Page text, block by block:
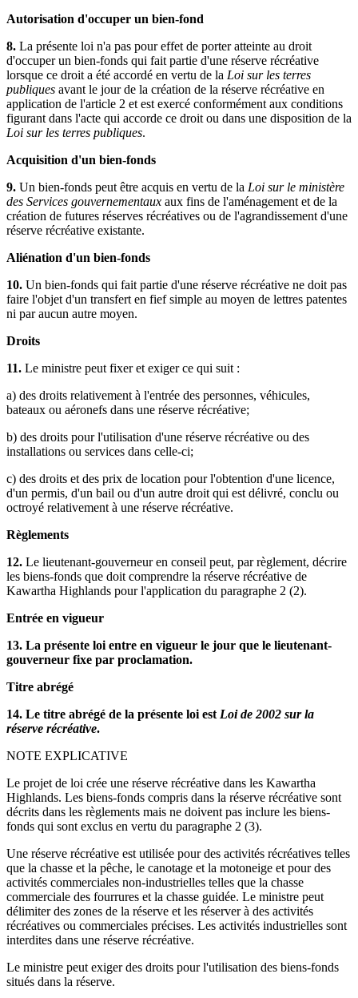
Autorisation d'occuper un bien-fond
8. La présente loi n'a pas pour effet de porter atteinte au droit
d'occuper un bien-fonds qui fait partie d'une réserve récréative
lorsque ce droit a été accordé en vertu de la Loi sur les terres
publiques avant le jour de la création de la réserve récréative en
application de l'article 2 et est exercé conformément aux conditions
figurant dans l'acte qui accorde ce droit ou dans une disposition de la
Loi sur les terres publiques.
Acquisition d'un bien-fonds
9. Un bien-fonds peut être acquis en vertu de la Loi sur le ministère
des Services gouvernementaux aux fins de l'aménagement et de la
création de futures réserves récréatives ou de l'agrandissement d'une
réserve récréative existante.
Aliénation d'un bien-fonds
10. Un bien-fonds qui fait partie d'une réserve récréative ne doit pas
faire l'objet d'un transfert en fief simple au moyen de lettres patentes
ni par aucun autre moyen.
Droits
11. Le ministre peut fixer et exiger ce qui suit :
a) des droits relativement à l'entrée des personnes, véhicules,
bateaux ou aéronefs dans une réserve récréative;
b) des droits pour l'utilisation d'une réserve récréative ou des
installations ou services dans celle-ci;
c) des droits et des prix de location pour l'obtention d'une licence,
d'un permis, d'un bail ou d'un autre droit qui est délivré, conclu ou
octroyé relativement à une réserve récréative.
Règlements
12. Le lieutenant-gouverneur en conseil peut, par règlement, décrire
les biens-fonds que doit comprendre la réserve récréative de
Kawartha Highlands pour l'application du paragraphe 2 (2).
Entrée en vigueur
13. La présente loi entre en vigueur le jour que le lieutenant-
gouverneur fixe par proclamation.
Titre abrégé
14. Le titre abrégé de la présente loi est Loi de 2002 sur la
réserve récréative.
NOTE EXPLICATIVE
Le projet de loi crée une réserve récréative dans les Kawartha
Highlands. Les biens-fonds compris dans la réserve récréative sont
décrits dans les règlements mais ne doivent pas inclure les biens-
fonds qui sont exclus en vertu du paragraphe 2 (3).
Une réserve récréative est utilisée pour des activités récréatives telles
que la chasse et la pêche, le canotage et la motoneige et pour des
activités commerciales non-industrielles telles que la chasse
commerciale des fourrures et la chasse guidée. Le ministre peut
délimiter des zones de la réserve et les réserver à des activités
récréatives ou commerciales précises. Les activités industrielles sont
interdites dans une réserve récréative.
Le ministre peut exiger des droits pour l'utilisation des biens-fonds
situés dans la réserve.